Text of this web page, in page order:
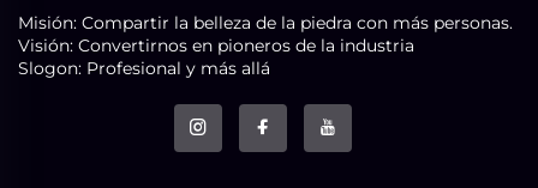
Misión: Compartir la belleza de la piedra con más personas.
Visión: Convertirnos en pioneros de la industria
Slogon: Profesional y más allá